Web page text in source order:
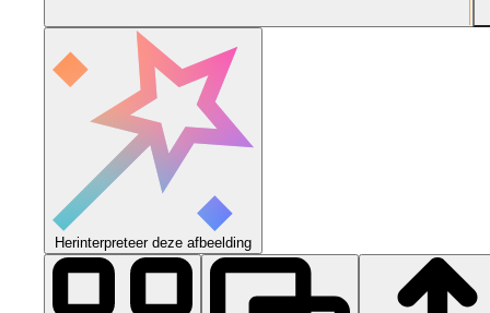
Herinterpreteer deze afbeelding